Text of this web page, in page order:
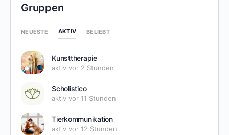
Gruppen
NEUESTE AKTIV BELIEBT
Kunsttherapie
aktiv vor 2 Stunden
Scholistico
aktiv vor 11 Stunden
Tierkommunikation
aktiv vor 12 Stunden